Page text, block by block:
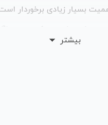
بسیار زیادی برخوردار
بیشتر